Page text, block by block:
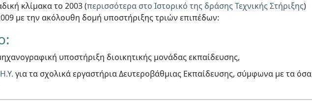
κλίμακα το 2003 (περισσότερα στο Ιστορικό της δράσης Τεχνικής Στήριξης)
με την ακόλουθη δομή υποστήριξης τριών επιπέδων:
υποστήριξη διοικητικής μονάδας εκπαίδευσης,
για τα σχολικά εργαστήρια Δευτεροβάθμιας Εκπαίδευσης, σύμφωνα με τα όσα